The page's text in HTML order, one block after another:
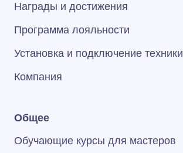
Награды и достижения
Программа лояльности
Установка и подключение техники
Компания
Общее
Обучающие курсы для мастеров